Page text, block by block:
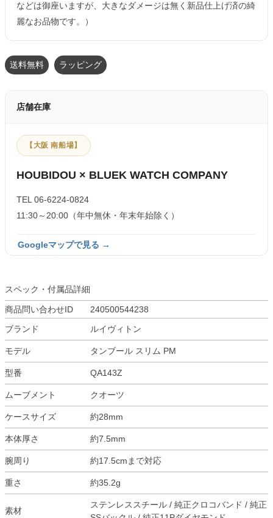
などは御座いますが、大きなダメージは無く新品仕上げ済の綺
麗なお品物です。）
送料無料 ラッピング
店舗在庫
【大阪 南船場】
HOUBIDOU × BLUEK WATCH COMPANY
TEL 06-6224-0824
11:30～20:00（年中無休・年末年始除く）
Googleマップで見る →
スペック・付属品詳細
商品問い合わせID
240500544238
ブランド
ルイヴィトン
モデル タンブール スリム PM
型番 QA143Z
ムーブメント クオーツ
ケースサイズ 約28mm
本体厚さ 約7.5mm
腕周り 約17.5cmまで対応
重さ 約35.2g
素材
ステンレススチール / 純正クロコバンド / 純正